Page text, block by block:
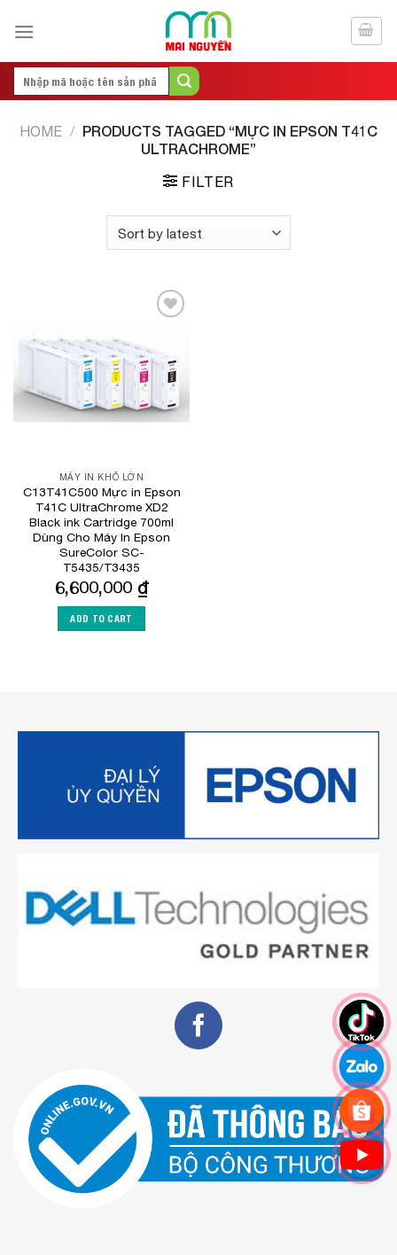
Search
HOME / PRODUCTS TAGGED “MỰC IN EPSON T41C
ULTRACHROME”
FILTER
MÁY IN KHỔ LỚN
C13T41C500 Mực in Epson
T41C UltraChrome XD2
Black ink Cartridge 700ml
Dùng Cho Máy In Epson
SureColor SC-
T5435/T3435
6,600,000 ₫
ADD TO CART